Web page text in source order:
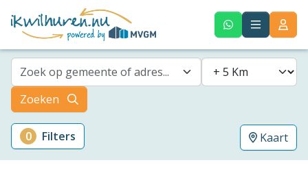
Zoek op gemeente of adres...
Zoeken
0 Filters Kaart